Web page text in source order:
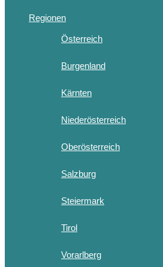
Regionen
Österreich
Burgenland
Kärnten
Niederösterreich
Oberösterreich
Salzburg
Steiermark
Tirol
Vorarlberg